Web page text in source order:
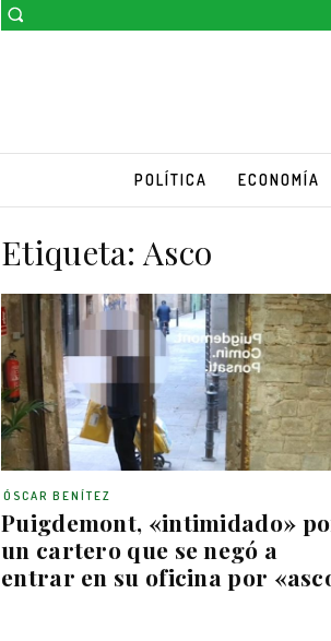
POLÍTICA ECONOMÍA
Etiqueta: Asco
Puigdemont, «intimidado»
un cartero que se negó a
entrar en su oficina por
ÓSCAR BENÍTEZ